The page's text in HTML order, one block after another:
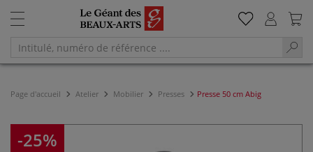
Page d'accueil Atelier Mobilier Presses Presse 50 cm Abig
-25%